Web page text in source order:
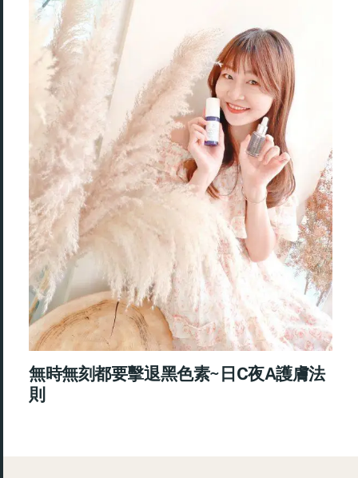
無時無刻都要擊退黑色素~日C夜A護膚法
則